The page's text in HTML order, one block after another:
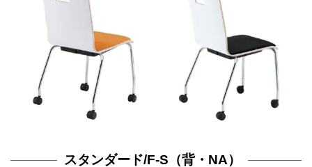
スタンダード/F-S（背・NA）